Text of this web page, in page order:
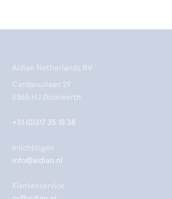
Aidian Netherlands BV
Cardanuslaan 29
6865 HJ Doorwerth
+31 (0)317 35 18 38
Inlichtingen
info@aidian.nl
Klantenservice